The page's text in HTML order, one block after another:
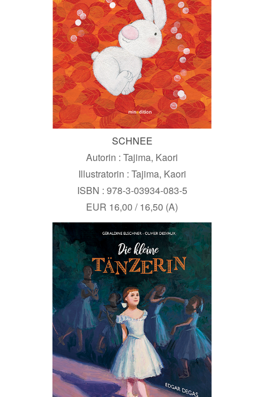
SCHNEE
Autorin : Tajima, Kaori
Illustratorin : Tajima, Kaori
ISBN : 978-3-03934-083-5
EUR 16,00 / 16,50 (A)